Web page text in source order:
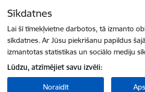
Sīkdatnes
Lai šī tīmekļvietne darbotos, tā izmanto
sīkdatnes. Ar Jūsu piekrišanu papildus
izmantotas statistikas un sociālo mediju
Lūdzu, atzīmējiet savu izvēli:
Noraidīt